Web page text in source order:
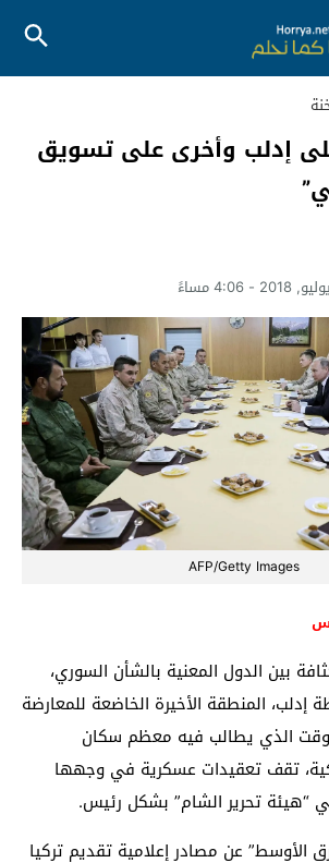
إدلب وأخرى على تسويق
AFP/Getty Images
بين الدول المعنية بالشأن السوري،
المنطقة الأخيرة الخاضعة للمعارضة
الذي يطالب فيه معظم سكان
تقف تعقيدات عسكرية في وجهها
“هيئة تحرير الشام” بشكل رئيس.
الأوسط” عن مصادر إعلامية تقديم تركيا